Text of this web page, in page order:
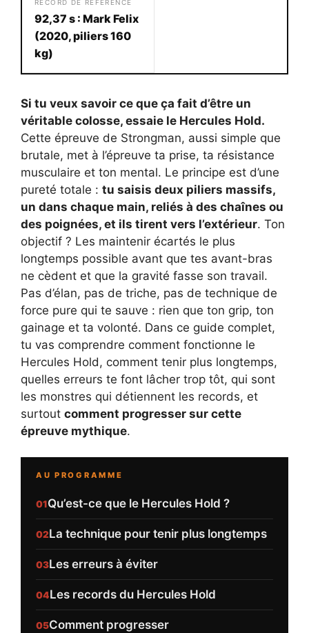
RECORD DE RÉFÉRENCE
92,37 s : Mark Felix
(2020, piliers 160
kg)
Si tu veux savoir ce que ça fait d’être un
véritable colosse, essaie le Hercules Hold.
Cette épreuve de Strongman, aussi simple que
brutale, met à l’épreuve ta prise, ta résistance
musculaire et ton mental. Le principe est d’une
pureté totale : tu saisis deux piliers massifs,
un dans chaque main, reliés à des chaînes ou
des poignées, et ils tirent vers l’extérieur. Ton
objectif ? Les maintenir écartés le plus
longtemps possible avant que tes avant-bras
ne cèdent et que la gravité fasse son travail.
Pas d’élan, pas de triche, pas de technique de
force pure qui te sauve : rien que ton grip, ton
gainage et ta volonté. Dans ce guide complet,
tu vas comprendre comment fonctionne le
Hercules Hold, comment tenir plus longtemps,
quelles erreurs te font lâcher trop tôt, qui sont
les monstres qui détiennent les records, et
surtout comment progresser sur cette
épreuve mythique.
AU PROGRAMME
Qu’est-ce que le Hercules Hold ?
La technique pour tenir plus longtemps
Les erreurs à éviter
Les records du Hercules Hold
Comment progresser